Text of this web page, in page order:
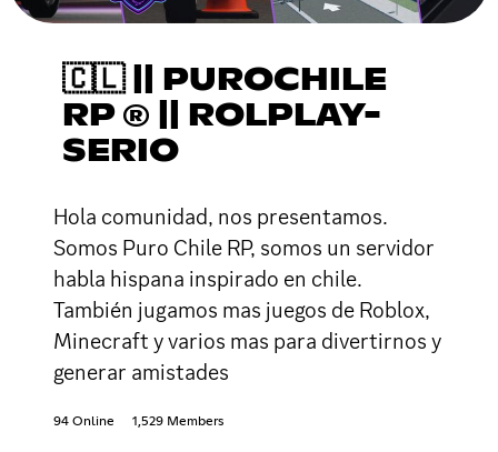
🇨🇱 || PUROCHILE
RP ® || ROLPLAY-
SERIO
Hola comunidad, nos presentamos.
Somos Puro Chile RP, somos un servidor
habla hispana inspirado en chile.
También jugamos mas juegos de Roblox,
Minecraft y varios mas para divertirnos y
generar amistades
94 Online 1,529 Members